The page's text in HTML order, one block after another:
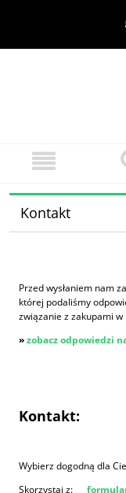
Kontakt
Przed wysłaniem nam
której podaliśmy
związanie z zakupami
»zobacz odpowiedzi
Kontakt:
Wybierz dogodną dla
Skorzystaj z: